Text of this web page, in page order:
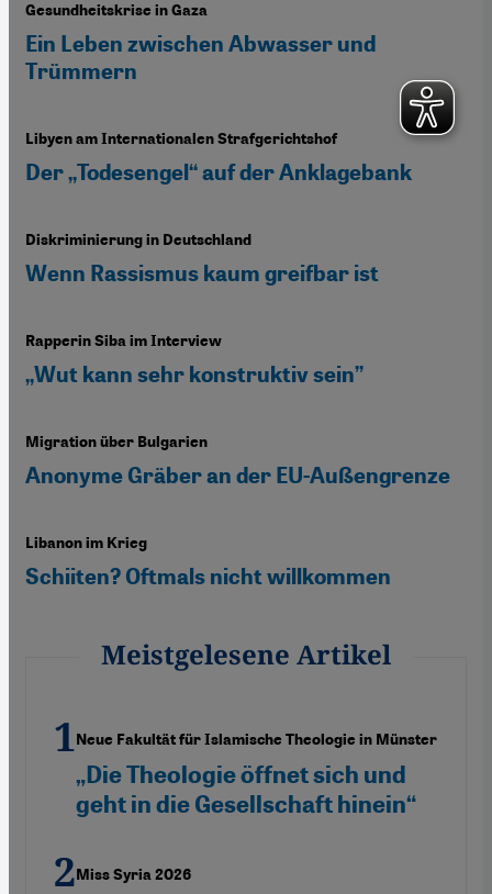
Gesundheitskrise in Gaza
Ein Leben zwischen Abwasser und
Trümmern
Libyen am Internationalen Strafgerichtshof
Der „Todesengel“ auf der Anklagebank
Diskriminierung in Deutschland
Wenn Rassismus kaum greifbar ist
Rapperin Siba im Interview
„Wut kann sehr konstruktiv sein”
Migration über Bulgarien
Anonyme Gräber an der EU-Außengrenze
Libanon im Krieg
Schiiten? Oftmals nicht willkommen
Meistgelesene Artikel
Neue Fakultät für Islamische Theologie in Münster
„Die Theologie öffnet sich und
geht in die Gesellschaft hinein“
Miss Syria 2026